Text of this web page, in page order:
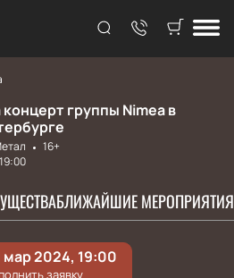
группы Nimea в
16+
19:00
БЛИЖАЙШИЕ МЕРОПРИЯТИЯ